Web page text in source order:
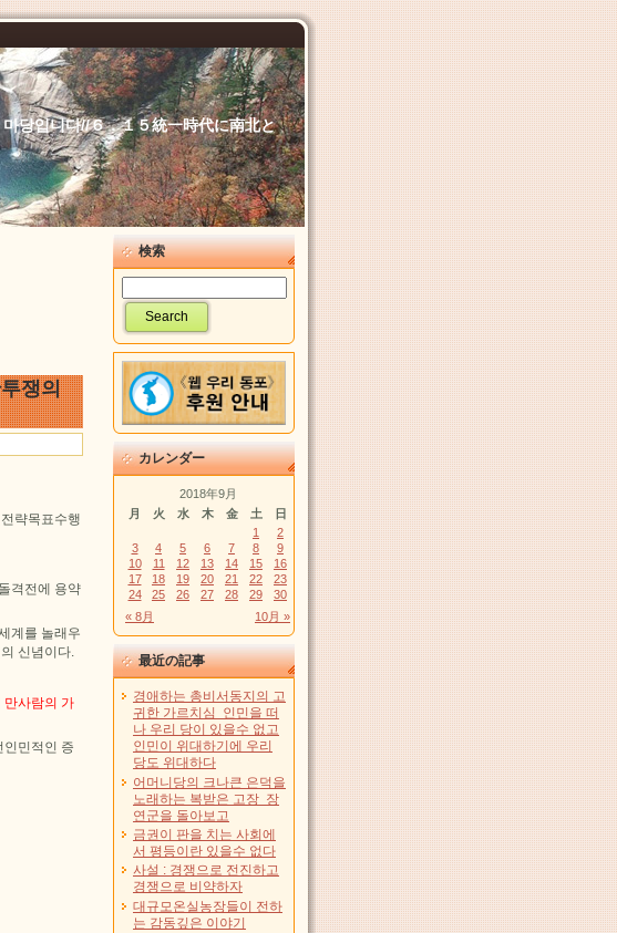
당입니다//６．１５統一時代に南北と
쟁의
략목표수행
격전에 용약
계를 놀래우
신념이다.
만사람의 가
민적인 증
検索
カレンダー
2018年9月
月
火 水 木 金 土 日
« 8月 10月 »
1
2
3
4 5 6 7 8
9
10
11 12 13 14 15
16
17
18 19 20 21 22
23
24
25 26 27 28 29 30
最近の記事
경애하는 총비서동지의 고
귀한 가르치심 인민을 떠
나 우리 당이 있을수 없고
인민이 위대하기에 우리
당도 위대하다
어머니당의 크나큰 은덕을
노래하는 복받은 고장 장
연군을 돌아보고
금권이 판을 치는 사회에
서 평등이란 있을수 없다
사설 : 경쟁으로 전진하고
경쟁으로 비약하자
대규모온실농장들이 전하
는 감동깊은 이야기